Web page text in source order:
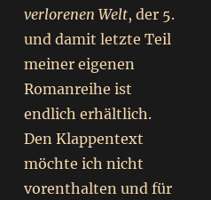
verlorenen Welt, der 5.
und damit letzte Teil
meiner eigenen
Romanreihe ist
endlich erhältlich.
Den Klappentext
möchte ich nicht
vorenthalten und für